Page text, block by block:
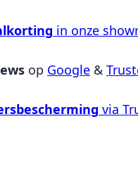
in onze
op Google &
via